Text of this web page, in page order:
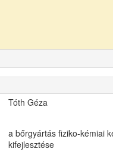
Tóth Géza
a bőrgyártás fiziko-kémiai
kifejlesztése